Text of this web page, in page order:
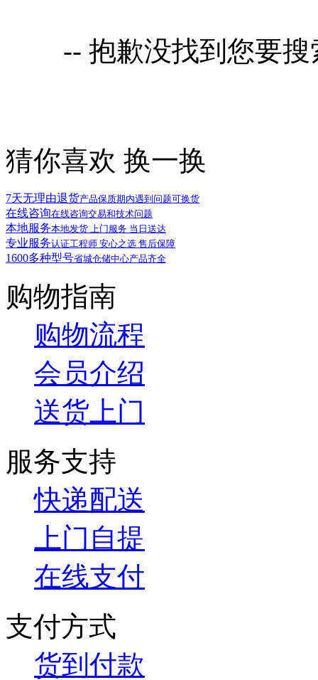
-- 抱歉没找到您要
猜你喜欢 换一换
7天无理由退货产品保质期内遇到问题可换货
在线咨询在线咨询交易和技术问题
本地服务本地发货 上门服务 当日送达
专业服务认证工程师 安心之选 售后保障
1600多种型号省城仓储中心产品齐全
购物指南
购物流程
会员介绍
送货上门
服务支持
快递配送
上门自提
在线支付
支付方式
货到付款